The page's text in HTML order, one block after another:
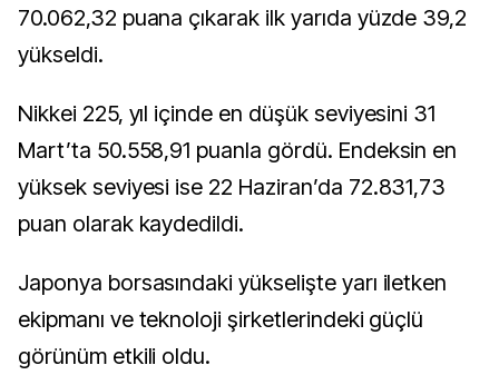
70.062,32 puana çıkarak ilk yarıda yüzde 39,2
yükseldi.
Nikkei 225, yıl içinde en düşük seviyesini 31
Mart’ta 50.558,91 puanla gördü. Endeksin en
yüksek seviyesi ise 22 Haziran’da 72.831,73
puan olarak kaydedildi.
Japonya borsasındaki yükselişte yarı iletken
ekipmanı ve teknoloji şirketlerindeki güçlü
görünüm etkili oldu.